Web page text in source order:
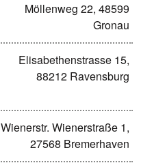
Möllenweg 22, 48599
Gronau
Elisabethenstrasse 15,
88212 Ravensburg
Wienerstr. Wienerstraße 1,
27568 Bremerhaven